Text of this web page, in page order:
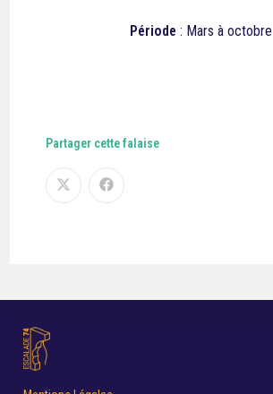
Période : Mars à octobre
Partager cette falaise